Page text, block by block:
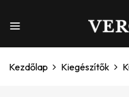
Kezdőlap Kiegészítők